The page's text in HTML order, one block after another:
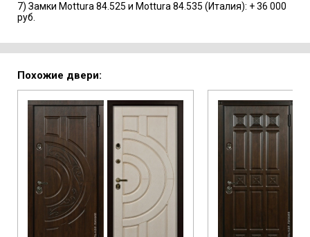
7) Замки Mottura 84.525 и Mottura 84.535 (Италия): + 36 000
руб.
Похожие двери: